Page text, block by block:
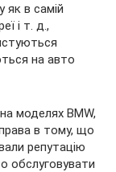
як в самій
і т. д.,
на авто
моделях BMW,
в тому, що
репутацію
обслуговувати